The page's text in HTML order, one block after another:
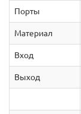
Порты
Материал
Вход
Выход